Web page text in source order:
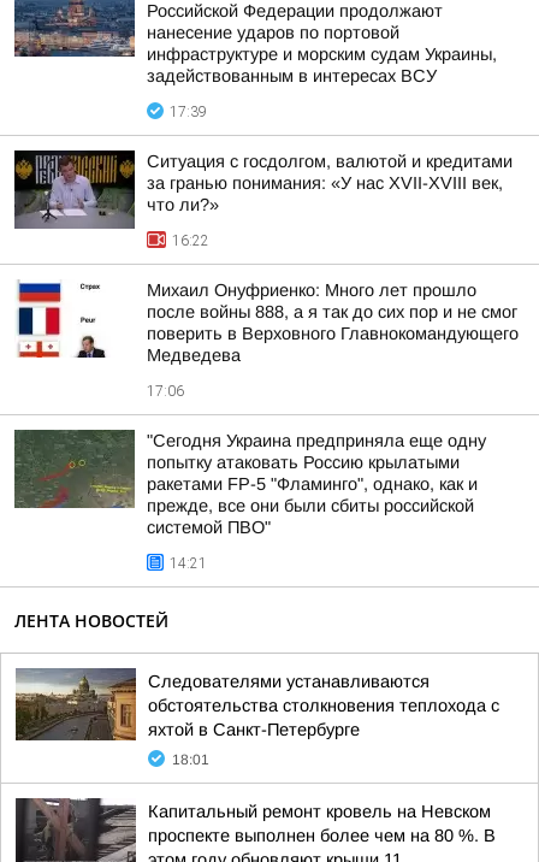
Российской Федерации продолжают
нанесение ударов по портовой
инфраструктуре и морским судам Украины,
задействованным в интересах ВСУ
17:39
Ситуация с госдолгом, валютой и кредитами
за гранью понимания: «У нас XVII-XVIII век,
что ли?»
16:22
Михаил Онуфриенко: Много лет прошло
после войны 888, а я так до сих пор и не смог
поверить в Верховного Главнокомандующего
Медведева
17:06
"Сегодня Украина предприняла еще одну
попытку атаковать Россию крылатыми
ракетами FP-5 "Фламинго", однако, как и
прежде, все они были сбиты российской
системой ПВО"
14:21
ЛЕНТА НОВОСТЕЙ
Следователями устанавливаются
обстоятельства столкновения теплохода с
яхтой в Санкт-Петербурге
18:01
Капитальный ремонт кровель на Невском
проспекте выполнен более чем на 80 %. В